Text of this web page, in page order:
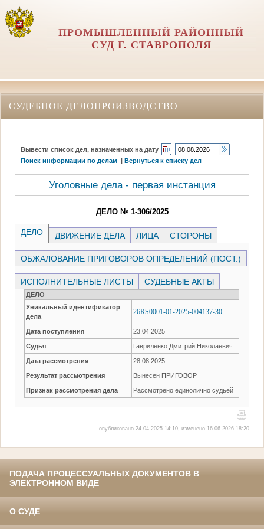
ПРОМЫШЛЕННЫЙ РАЙОННЫЙ
СУД Г. СТАВРОПОЛЯ
СУДЕБНОЕ ДЕЛОПРОИЗВОДСТВО
Вывести список дел, назначенных на дату
Поиск информации по делам |Вернуться к списку дел
Уголовные дела - первая инстанция
ДЕЛО № 1-306/2025
ДЕЛО ДВИЖЕНИЕ ДЕЛА ЛИЦА СТОРОНЫ
ОБЖАЛОВАНИЕ ПРИГОВОРОВ ОПРЕДЕЛЕНИЙ (ПОСТ.)
ИСПОЛНИТЕЛЬНЫЕ ЛИСТЫ СУДЕБНЫЕ АКТЫ
ДЕЛО
Уникальный идентификатор
дела
26RS0001-01-2025-004137-30
Дата поступления 23.04.2025
Судья Гавриленко Дмитрий Николаевич
Дата рассмотрения 28.08.2025
Результат рассмотрения Вынесен ПРИГОВОР
Признак рассмотрения дела Рассмотрено единолично судьей
опубликовано 24.04.2025 14:10, изменено 16.06.2026 18:20
ПОДАЧА ПРОЦЕССУАЛЬНЫХ ДОКУМЕНТОВ В
ЭЛЕКТРОННОМ ВИДЕ
О СУДЕ